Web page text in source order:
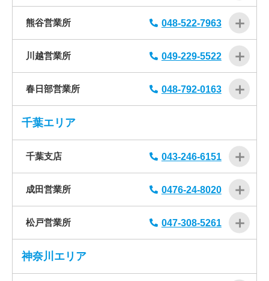
熊谷営業所 048-522-7963
川越営業所 049-229-5522
春日部営業所 048-792-0163
千葉エリア
千葉支店 043-246-6151
成田営業所 0476-24-8020
松戸営業所 047-308-5261
神奈川エリア